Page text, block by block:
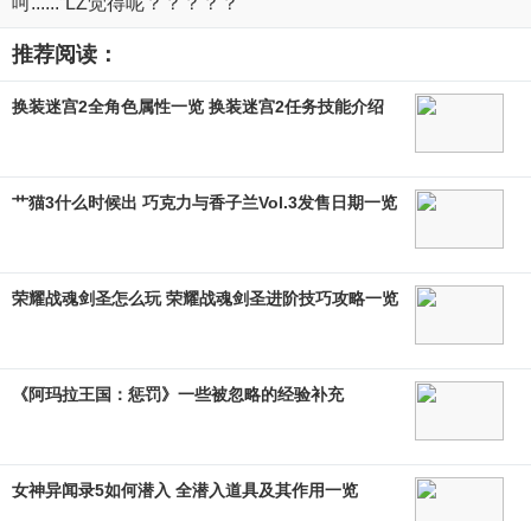
推荐阅读：
换装迷宫2全角色属性一览 换装迷宫2任务技能介绍
艹猫3什么时候出 巧克力与香子兰Vol.3发售日期一览
荣耀战魂剑圣怎么玩 荣耀战魂剑圣进阶技巧攻略一览
《阿玛拉王国：惩罚》一些被忽略的经验补充
女神异闻录5如何潜入 全潜入道具及其作用一览